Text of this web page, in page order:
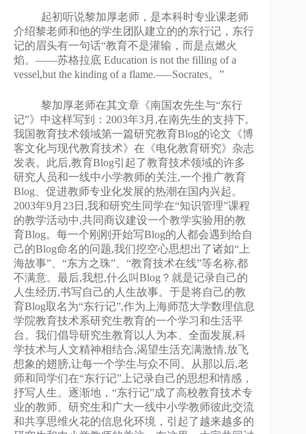
起初听说黎加厚老师，是本科时专业课老师
介绍黎老师和他的学生团队建立的的东行记，东行
记的眉头有一句话“教育不是灌输，而是点燃火
焰。——苏格拉底 Education is not the filling of a
vessel,but the kinding of a flame.—–Socrates。”
黎加厚老师在其文章《南国农先生与“东行
记”》中这样写到：2003年3月,在南先生的支持下,
我国教育技术领域第一篇研究教育Blog的论文《博
客文化与现代教育技术》在《电化教育研究》杂志
发表。此后,教育Blog引起了教育技术领域的许多
研究人员和一线中小学教师的关注,一个推广教育
Blog、促进教师专业化发展的热潮在国内兴起。
2003年9月23日,我和研究生同学在“知识管理”课程
的教学活动中,共同商议建设一个教学实验用的教
育Blog。每一个刚刚开始写Blog的人都会遇到给自
己的Blog命名的问题,我们挖空心思想出了诸如“上
海故事”、“东方之珠”、“教育技术在线”等名称,都
不满意。最后,我想,什么叫Blog？就是记录自己的
人生经历,书写自己的人生故事。于是将自己的教
育Blog取名为“东行记”,作为上海师范大学数理信息
学院教育技术系研究生教育的一个学习和生活平
台。我们倡导研究生教育以人为本、全面发展,科
学技术与人文精神相结合,渴望生活充满激情,放飞
想象的翅膀,让每一个学生与众不同。从那以后,老
师和同学们在“东行记”上记录自己的思想和情感，
抒写人生。逐渐地，“东行记”成了高校教育技术专
业的教师、研究生和广大一线中小学教师彼此交流
和共享思维火花的信息化环境，引起了越来越多的